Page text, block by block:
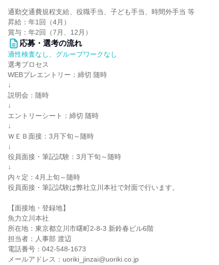
通勤交通費規程支給、役職手当、子ども手当、時間外手当 等
昇給：年1回（4月）
賞与：年2回（7月、12月）
応募・選考の流れ
適性検査なし、グループワークなし
選考プロセス
WEBプレエントリー：締切 随時
↓
説明会：随時
↓
エントリーシート：締切 随時
↓
ＷＥＢ面接：3月下旬～随時
↓
役員面接・筆記試験：3月下旬～随時
↓
内々定：4月上旬～随時
役員面接・筆記試験は弊社立川本社で対面で行います。
【面接地・登録地】
魚力立川本社
所在地：東京都立川市曙町2-8-3 新鈴春ビル6階
担当者：人事部 渡辺
電話番号：042-548-1673
メールアドレス：uoriki_jinzai@uoriki.co.jp